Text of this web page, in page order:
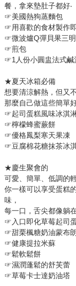
餐，拿來墊肚子都好‧
☞美國熱狗蒸麵包
☞用喜歡的食材製作
☞微波爐Q彈貝果三
☞煎包
☞1人份小圓盅法式鹹
★夏天冰箱必備
想要清涼解熱，但又
那麼自己做這些簡單
☞起司蛋糕風味冰淇
☞檸檬蜂蜜蕨餅
☞優格鳳梨寒天果凍
☞豆腐棉花糖抹茶冰
★慶生聚會的
可愛、簡單、低調的
你一樣可以享受蛋糕
味，
每一口，舌尖都像躺
☞入口即化草莓起司
☞甜栗楓糖奶油蒙布
☞健康提拉米蘇
☞鬆軟鬆餅
☞濕潤蓬鬆的舒芙蕾
☞草莓卡士達奶油塔